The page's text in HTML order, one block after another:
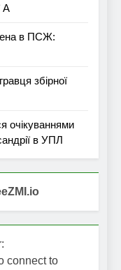
А
в ПСЖ:
збірної
очікуваннями
в УПЛ
connect to